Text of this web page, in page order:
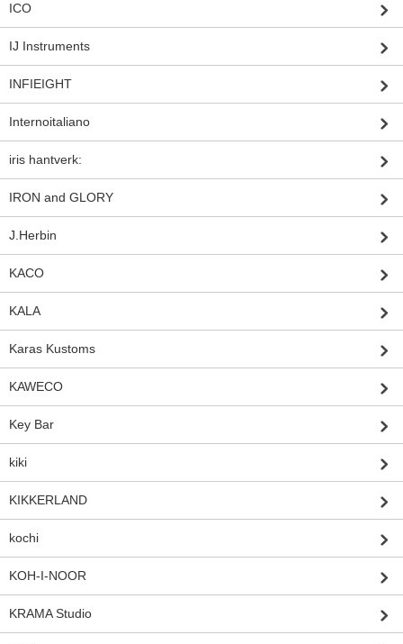
ICO
IJ Instruments
INFIEIGHT
Internoitaliano
iris hantverk:
IRON and GLORY
J.Herbin
KACO
KALA
Karas Kustoms
KAWECO
Key Bar
kiki
KIKKERLAND
kochi
KOH-I-NOOR
KRAMA Studio